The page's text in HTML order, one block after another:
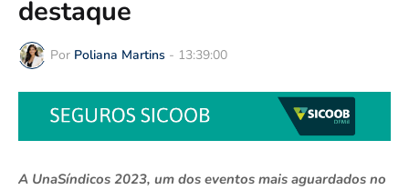
destaque
Por Poliana Martins - 13:39:00
A UnaSíndicos 2023, um dos eventos mais aguardados no